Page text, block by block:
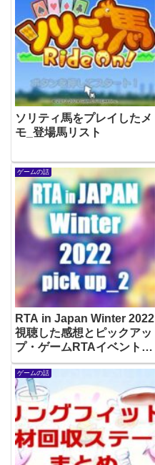
ソリティ馬をプレイしたメ
モ_登場馬リスト
ゲームの話
RTA in Japan Winter 2022
視聴した感想とピックアッ
プ・ゲームRTAイベント
その２
ゲームの話